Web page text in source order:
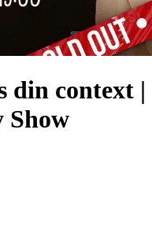
din context |
Show